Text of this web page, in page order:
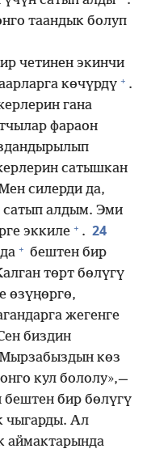
таандык болуп
четинен экинчи
көчүрдү + .
гана
фараон
сатышкан
силерди да,
сатып алдым. Эми
эккиле + . 24
+ бештен бир
төрт бөлүгү
өзүңөргө,
жегенге
биздин
көз
кул бололу»,—
бир бөлүгү
чыгарды. Ал
аймактарында